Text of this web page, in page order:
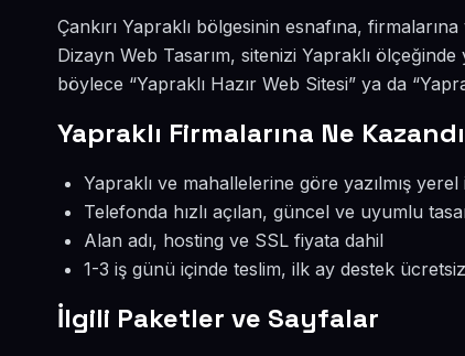
Çankırı Yapraklı bölgesinin esnafına,
Dizayn Web Tasarım, sitenizi Yapraklı
böylece “Yapraklı Hazır Web Sitesi” ya da
Yapraklı Firmalarına Ne
Yapraklı ve mahallelerine göre yazılmış
Telefonda hızlı açılan, güncel ve uyumlu
Alan adı, hosting ve SSL fiyata dahil
1-3 iş günü içinde teslim, ilk ay destek ücretsiz
İlgili Paketler ve Sayfalar